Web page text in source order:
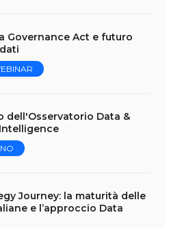
Governance Act e futuro
dell'Osservatorio Data &
Journey: la maturità delle
e l’approccio Data